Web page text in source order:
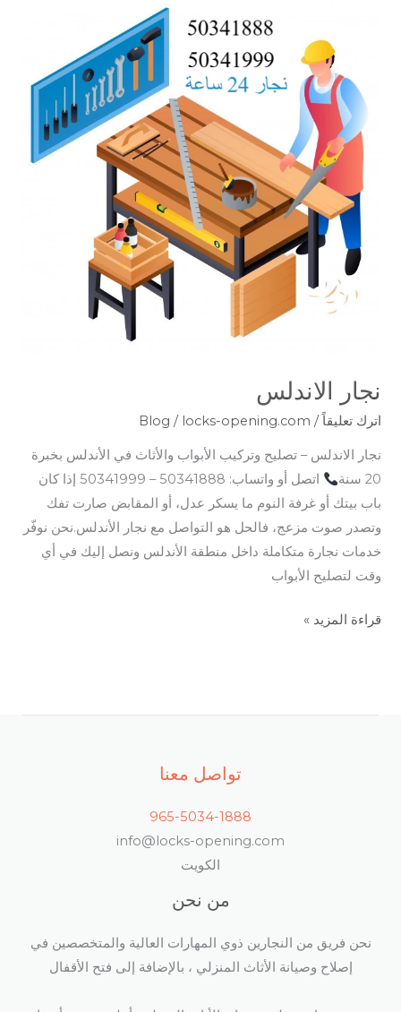
نجار الاندلس
اترك تعليقاً /
Blog / locks-opening.com
نجار الاندلس – تصليح وتركيب الأبواب والأثاث في الأندلس بخبرة
20 سنة
اتصل أو واتساب: 50341888 – 50341999 إذا كان
باب بيتك أو غرفة النوم ما يسكر عدل، أو المقابض صارت تفك
وتصدر صوت مزعج، فالحل هو التواصل مع نجار الأندلس.نحن نوفّر
خدمات نجارة متكاملة داخل منطقة الأندلس ونصل إليك في أي
وقت لتصليح الأبواب
قراءة المزيد »
تواصل معنا
965-5034-1888
info@locks-opening.com
الكويت
من نحن
نحن فريق من النجارين ذوي المهارات العالية والمتخصصين في
إصلاح وصيانة الأثاث المنزلي ، بالإضافة إلى فتح الأقفال​